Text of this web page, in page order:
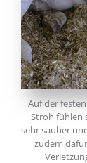
Auf der
Stroh fühlen
sehr sauber
zudem